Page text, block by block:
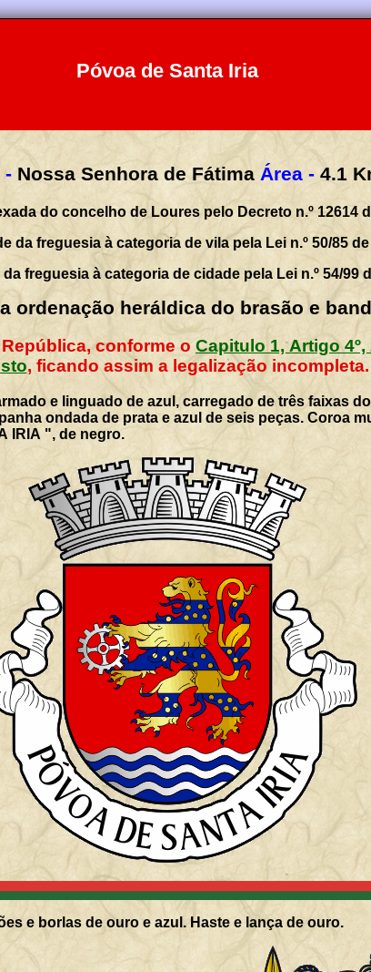
Póvoa de Santa Iria
- Nossa Senhora de Fátima Área - 4.1
do concelho de Loures pelo Decreto n.º 12614
da freguesia à categoria de vila pela Lei n.º 50/85 de
freguesia à categoria de cidade pela Lei n.º 54/99
ordenação heráldica do brasão e
conforme o Capitulo 1, Artigo 4º,
, ficando assim a legalização incompleta.
e linguado de azul, carregado de três faixas
ondada de prata e azul de seis peças. Coroa
IRIA ", de negro.
e borlas de ouro e azul. Haste e lança de ouro.